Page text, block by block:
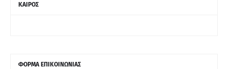
ΚΑΙΡΟΣ
ΦΟΡΜΑ ΕΠΙΚΟΙΝΩΝΙΑΣ